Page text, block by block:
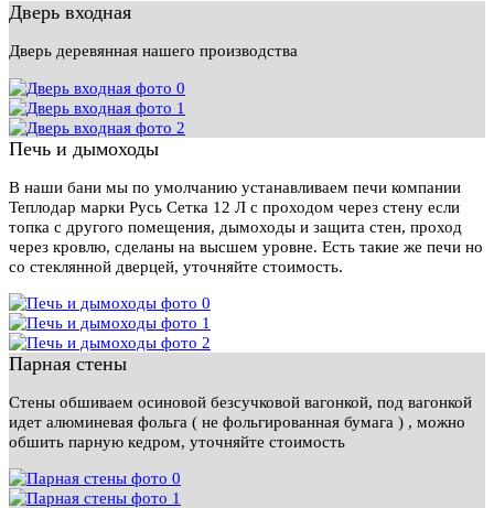
Дверь входная
Дверь деревянная нашего производства
Печь и дымоходы
В наши бани мы по умолчанию устанавливаем печи компании
Теплодар марки Русь Сетка 12 Л с проходом через стену если
топка с другого помещения, дымоходы и защита стен, проход
через кровлю, сделаны на высшем уровне. Есть такие же печи но
со стеклянной дверцей, уточняйте стоимость.
Парная стены
Стены обшиваем осиновой безсучковой вагонкой, под вагонкой
идет алюминевая фольга ( не фольгированная бумага ) , можно
обшить парную кедром, уточняйте стоимость